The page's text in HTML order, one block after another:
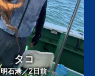
タコ
明石港／2日前